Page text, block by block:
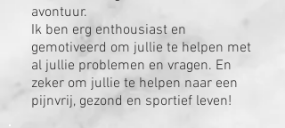
avontuur.
Ik ben erg enthousiast en
gemotiveerd om jullie te helpen met
al jullie problemen en vragen. En
zeker om jullie te helpen naar een
pijnvrij, gezond en sportief leven!